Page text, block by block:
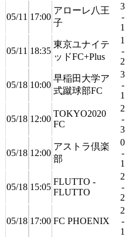
05/11 17:00
アローレ八王
子
3
-
1
05/11 18:35
東京ユナイテ
ッドFC+Plus
1
-
2
05/18 10:00
早稲田大学ア
式蹴球部FC
3
-
1
05/18 12:00
TOKYO2020
FC
2
-
3
05/18 12:00
アストラ倶楽
部
0
-
1
05/18 15:05
FLUTTO -
FLUTTO
2
-
2
05/18 17:00 FC PHOENIX
2
-
1